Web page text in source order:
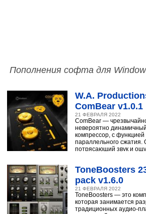
Пополнения софта для
W.A.
ComBear v1.0.1
21 ФЕВРАЛЯ 2022
ComBear —
невероятно
компрессор, с функцией
параллельного сжатия.
потрясающий звук и
ToneBoosters
pack v1.6.0
21 ФЕВРАЛЯ 2022
ToneBoosters — это
которая занимается
традиционных аудио-